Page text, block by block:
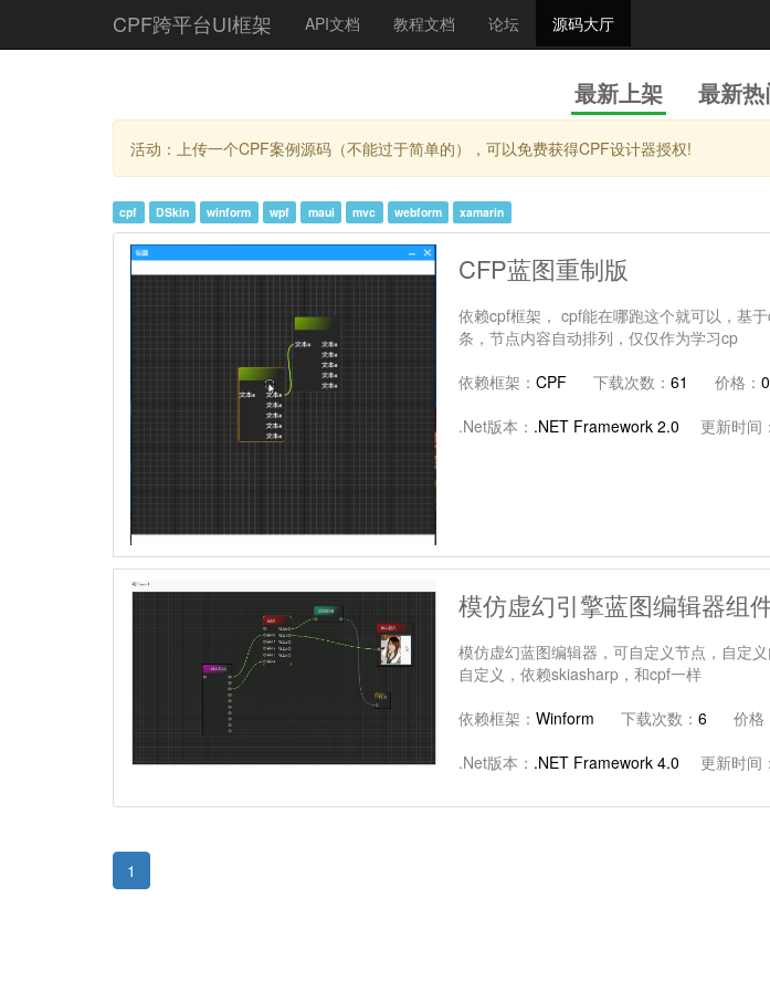
CPF跨平台UI框架 API文档 教程文档 论坛 源码大厅
最新上架 最新热
活动：上传一个CPF案例源码（不能过于简单的），可以免费获得CPF设计器授权!
cpf DSkin winform wpf maui mvc webform xamarin
CFP蓝图重制版
依赖cpf框架， cpf能在哪跑这个就可以，基
条，节点内容自动排列，仅仅作为学习cp
依赖框架： CPF 下载次数： 61 价格： 0
.Net版本： .NET Framework 2.0 更新时间：
模仿虚幻引擎蓝图编辑器组
模仿虚幻蓝图编辑器，可自定义节点，自定
自定义，依赖skiasharp，和cpf一样
依赖框架： Winform 下载次数： 6 价格
.Net版本： .NET Framework 4.0 更新时间：
1